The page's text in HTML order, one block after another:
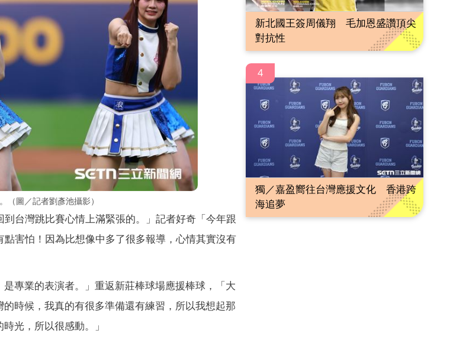
（圖／記者劉彥池攝影）
台灣跳比賽心情上滿緊張的。」記者好奇「今年跟
害怕！因為比想像中多了很多報導，心情其實沒有
專業的表演者。」重返新莊棒球場應援棒球，「大
時候，我真的有很多準備還有練習，所以我想起那
光，所以很感動。」
新北國王簽周儀翔 毛加恩盛讚頂尖
對抗性
4
獨／嘉盈嚮往台灣應援文化 香港跨
海追夢